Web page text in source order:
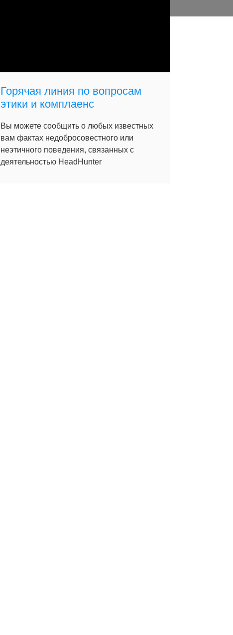
Горячая линия по вопросам
этики и комплаенс
Вы можете сообщить о любых известных
вам фактах недобросовестного или
неэтичного поведения, связанных с
деятельностью HeadHunter